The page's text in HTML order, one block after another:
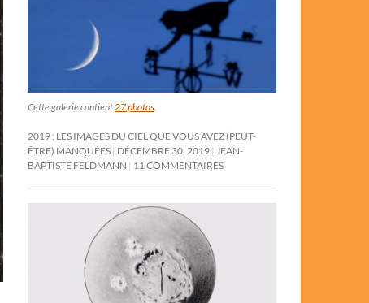
Cette galerie contient27 photos.
2019 : LES IMAGES DU CIEL QUE VOUS AVEZ (PEUT-
ÊTRE) MANQUÉES DÉCEMBRE 30, 2019 JEAN-
BAPTISTE FELDMANN
11 COMMENTAIRES